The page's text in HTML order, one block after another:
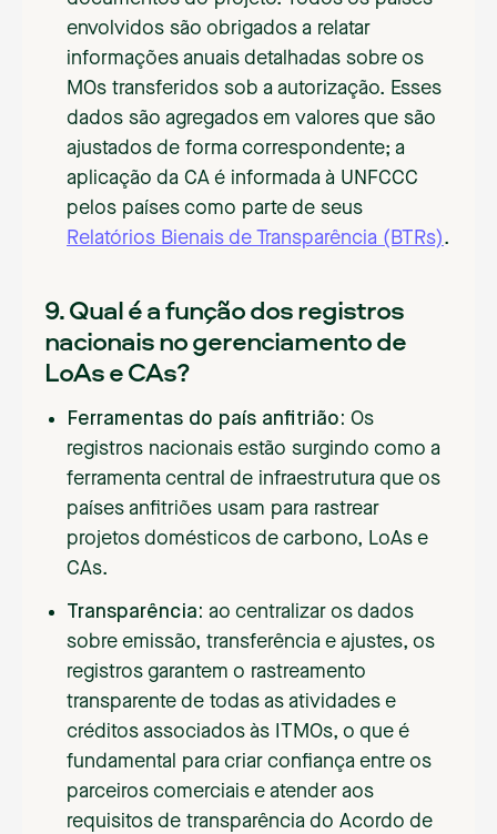
envolvidos são obrigados a relatar
informações anuais detalhadas sobre os
MOs transferidos sob a autorização. Esses
dados são agregados em valores que são
ajustados de forma correspondente; a
aplicação da CA é informada à UNFCCC
pelos países como parte de seus
Relatórios Bienais de Transparência (BTRs).
9. Qual é a função dos registros
nacionais no gerenciamento de
LoAs e CAs?
Ferramentas do país anfitrião: Os
registros nacionais estão surgindo como a
ferramenta central de infraestrutura que os
países anfitriões usam para rastrear
projetos domésticos de carbono, LoAs e
CAs.
Transparência: ao centralizar os dados
sobre emissão, transferência e ajustes, os
registros garantem o rastreamento
transparente de todas as atividades e
créditos associados às ITMOs, o que é
fundamental para criar confiança entre os
parceiros comerciais e atender aos
requisitos de transparência do Acordo de